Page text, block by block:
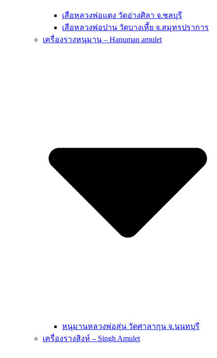
เสือหลวงพ่อแตง วัดอ่างศิลา จ.ชลบุรี
เสือหลวงพ่อปาน วัดบางเหี้ย จ.สมุทรปราการ
เครื่องรางหนุมาน – Hanuman amulet
หนุมานหลวงพ่อสุ่น วัดศาลากุน จ.นนทบุรี
เครื่องรางสิงห์ – Singh Amulet